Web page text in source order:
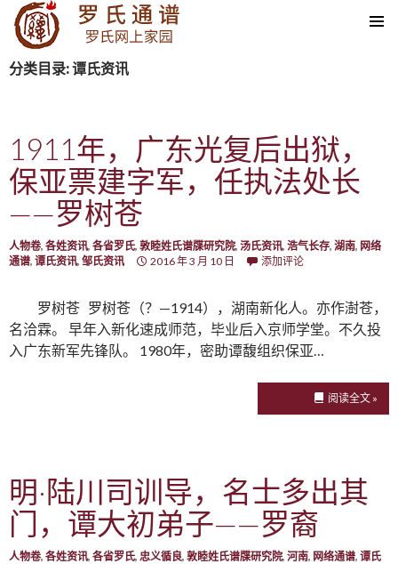
SKIP TO CONTENT
分类目录: 谭氏资讯
1911年，广东光复后出狱，
保亚票建字军，任执法处长
——罗树苍
人物卷, 各姓资讯, 各省罗氏, 敦睦姓氏谱牒研究院, 汤氏资讯, 浩气长存, 湖南, 网络
通谱, 谭氏资讯, 邹氏资讯 2016 年 3 月 10 日 添加评论
罗树苍 罗树苍（？—1914），湖南新化人。亦作澍苍，
名洽霖。 早年入新化速成师范，毕业后入京师学堂。不久投
入广东新军先锋队。 1980年，密助谭馥组织保亚…
阅读全文 »
明·陆川司训导，名士多出其
门，谭大初弟子——罗裔
人物卷, 各姓资讯, 各省罗氏, 忠义循良, 敦睦姓氏谱牒研究院, 河南, 网络通谱, 谭氏